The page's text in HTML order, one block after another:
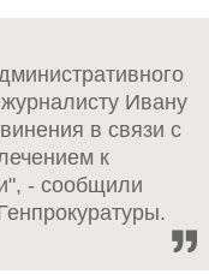
Ивану
в связи с
к
- сообщили